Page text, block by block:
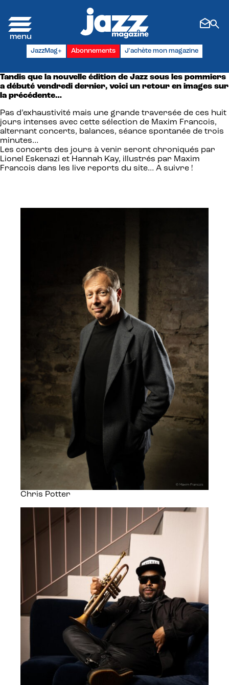
JazzMag+ Abonnements J'achète mon magazine
Tandis que la nouvelle édition de Jazz sous les pommiers
a débuté vendredi dernier, voici un retour en images sur
la précédente…
Pas d’exhaustivité mais une grande traversée de ces huit
jours intenses avec cette sélection de Maxim Francois,
alternant concerts, balances, séance spontanée de trois
minutes…
Les concerts des jours à venir seront chroniqués par
Lionel Eskenazi et Hannah Kay, illustrés par Maxim
Francois dans les live reports du site… A suivre !
Chris Potter